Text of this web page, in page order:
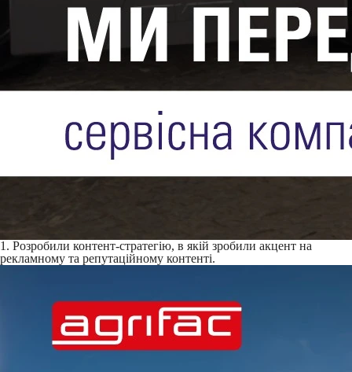
1. Розробили контент-стратегію, в якій зробили акцент на
рекламному та репутаційному контенті.